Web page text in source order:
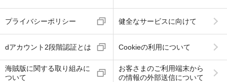
プライバシーポリシー 健全なサービスに向けて
dアカウント2段階認証とは Cookieの利用について
海賊版に関する取り組みに
ついて
お客さまのご利用端末から
の情報の外部送信について